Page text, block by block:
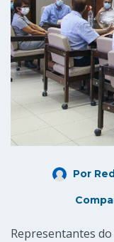
Por
Representantes